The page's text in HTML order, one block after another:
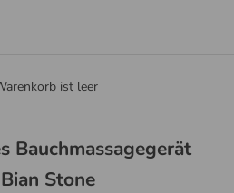
ist leer
Bauchmassagegerät
Stone